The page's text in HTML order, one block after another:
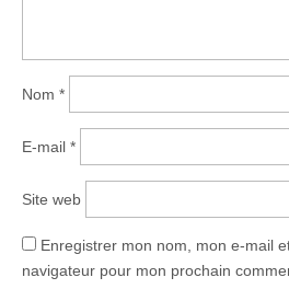
Nom *
E-mail *
Site web
Enregistrer mon nom, mon e-mail
navigateur pour mon prochain